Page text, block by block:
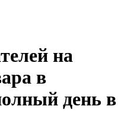
на
в
день в